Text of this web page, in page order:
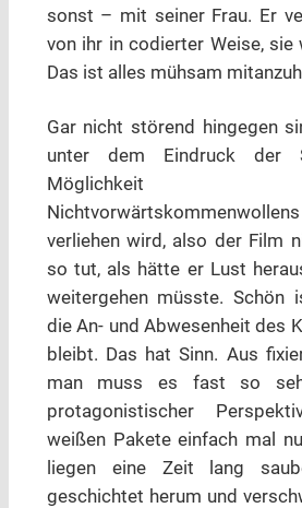
sonst – mit seiner Frau. Er
von ihr in codierter Weise, sie
Das ist alles mühsam
Gar nicht störend hingegen
unter dem Eindruck der
verliehen wird, also der Film
so tut, als hätte er Lust
weitergehen müsste. Schön
die An- und Abwesenheit des
bleibt. Das hat Sinn. Aus
man muss es fast so
protagonistischer
weißen Pakete einfach mal
liegen eine Zeit lang
geschichtet herum und